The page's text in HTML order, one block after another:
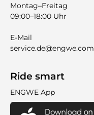
Montag–Freitag
09:00–18:00 Uhr
E-Mail
service.de@engwe.com
Ride smart
ENGWE App